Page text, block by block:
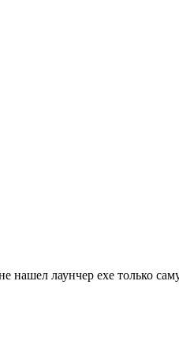
нашел лаунчер exe только